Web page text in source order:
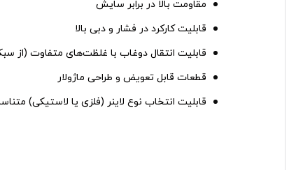
مقاومت بالا در برابر سایش
قابلیت کارکرد در فشار و دبی بالا
قابلیت انتقال دوغاب با غلظت‌های متفاوت (از
قطعات قابل تعویض و طراحی ماژولار
قابلیت انتخاب نوع لاینر (فلزی یا لاستیکی)